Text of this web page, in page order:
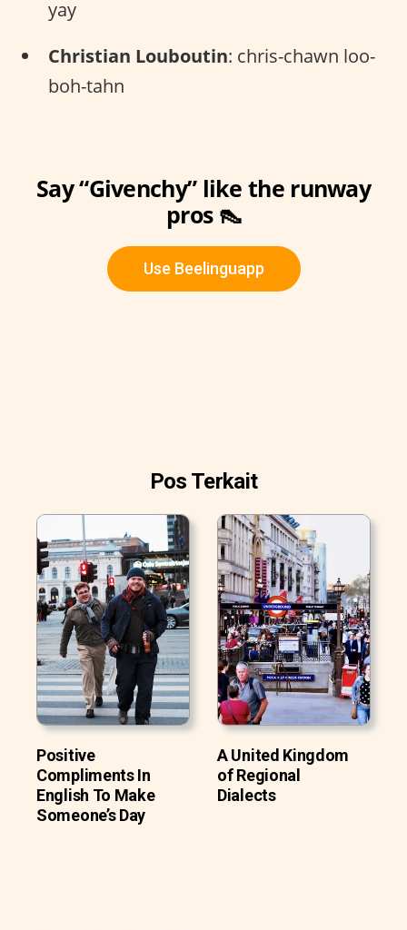
yay
Christian Louboutin: chris-chawn loo-
boh-tahn
Say “Givenchy” like the runway
pros 👠
Use Beelinguapp
Pos Terkait
Positive
Compliments In
English To Make
Someone’s Day
A United Kingdom
of Regional
Dialects